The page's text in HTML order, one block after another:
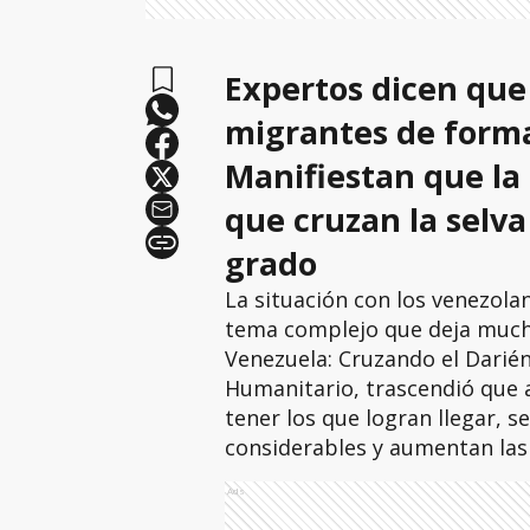
Expertos dicen
migrantes de
Manifiestan que
que cruzan la
grado
La situación con los
tema complejo que deja
Venezuela: Cruzando el
Humanitario, trascendió que
tener los que logran llegar,
considerables y aumentan
Ads